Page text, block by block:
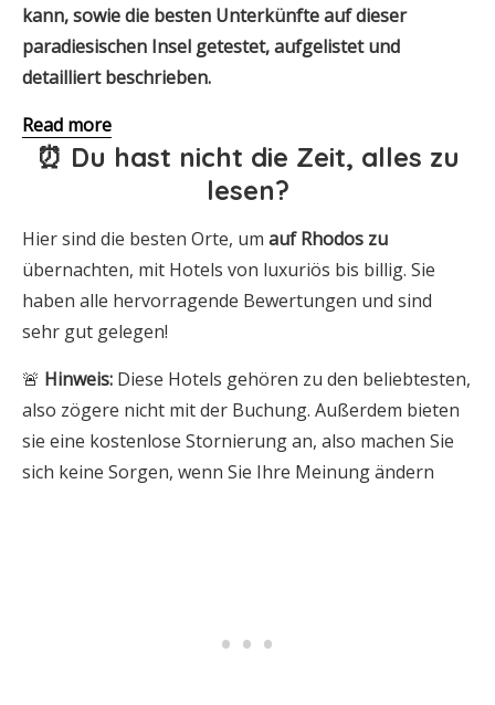
kann, sowie die besten Unterkünfte auf dieser
paradiesischen Insel getestet, aufgelistet und
detailliert beschrieben.
Read more
⏰ Du hast nicht die Zeit, alles zu
lesen?
Hier sind die besten Orte, um aufRhodos zu
übernachten, mit Hotels von luxuriös bis billig. Sie
haben alle hervorragende Bewertungen und sind
sehr gut gelegen!
🚨 Hinweis: Diese Hotels gehören zu den beliebtesten,
also zögere nicht mit der Buchung. Außerdem bieten
sie eine kostenlose Stornierung an, also machen Sie
sich keine Sorgen, wenn Sie Ihre Meinung ändern